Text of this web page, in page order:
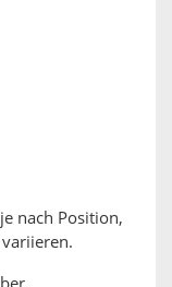
nach Position,